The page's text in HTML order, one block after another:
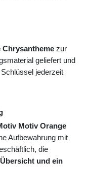
zur
geliefert und
jederzeit
Motiv Orange
Aufbewahrung mit
die
und ein